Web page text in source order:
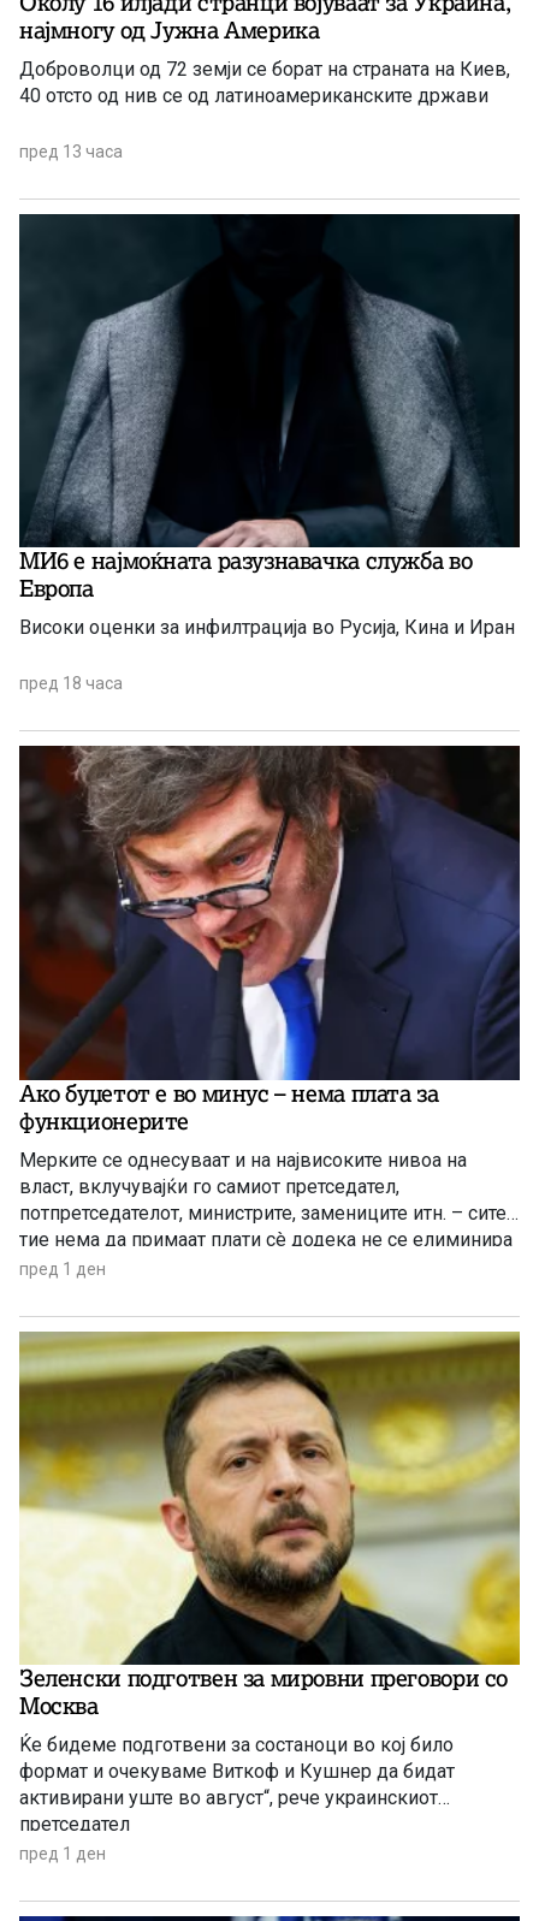
најмногу од Јужна Америка
Доброволци од 72 земји се борат на страната на Киев,
40 отсто од нив се од латиноамериканските држави
пред 13 часа
МИ6 е најмоќната разузнавачка служба во
Европа
Високи оценки за инфилтрација во Русија, Кина и Иран
пред 18 часа
Ако буџетот е во минус – нема плата за
функционерите
Мерките се однесуваат и на највисоките нивоа на
власт, вклучувајќи го самиот претседател,
потпретседателот, министрите, замениците итн. – сите
тие нема да примаат плати сè додека не се елиминира
буџетскиот дефицит
пред 1 ден
Зеленски подготвен за мировни преговори со
Москва
Ќе бидеме подготвени за состаноци во кој било
формат и очекуваме Виткоф и Кушнер да бидат
активирани уште во август“, рече украинскиот
претседател
пред 1 ден